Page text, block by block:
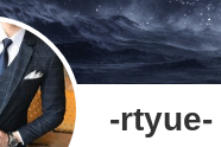
-rtyue-